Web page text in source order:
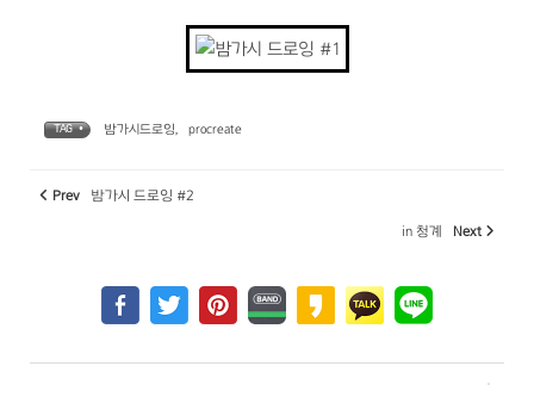
TAG • 밤가시드로잉 procreate
Prev 밤가시 드로잉 #2
in 청계 Next